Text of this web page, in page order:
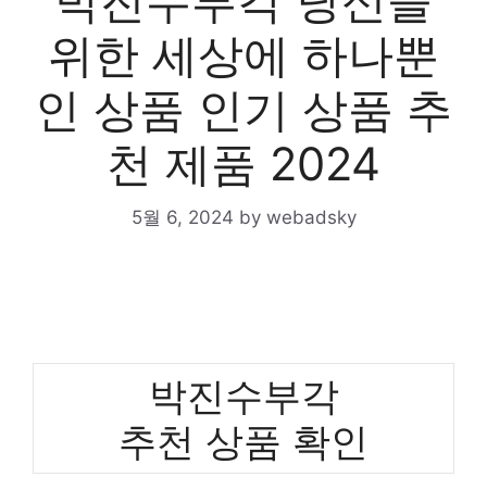
위한 세상에 하나뿐
인 상품 인기 상품 추
천 제품 2024
5월 6, 2024 by webadsky
박진수부각
추천 상품 확인